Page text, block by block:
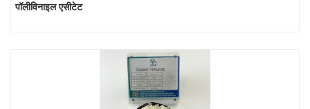
पॉलीविनाइल एसीटेट